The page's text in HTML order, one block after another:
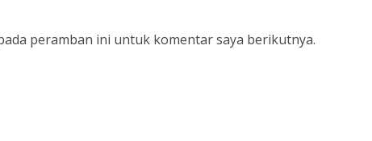
peramban ini untuk komentar saya berikutnya.